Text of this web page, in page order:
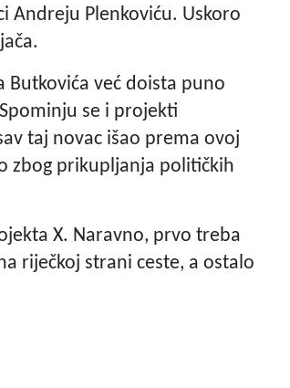
Andreju Plenkoviću. Uskoro
Butkovića već doista puno
se i projekti
taj novac išao prema ovoj
zbog prikupljanja političkih
X. Naravno, prvo treba
riječkoj strani ceste, a ostalo